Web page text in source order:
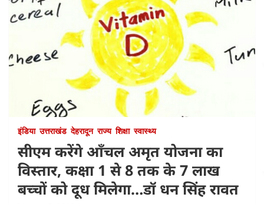
इंडिया उत्तराखंड देहरादून राज्य शिक्षा स्वास्थ्य
सीएम करेंगे आँचल अमृत योजना का
विस्तार, कक्षा 1 से 8 तक के 7 लाख
बच्चों को दूध मिलेगा…डॉ धन सिंह रावत